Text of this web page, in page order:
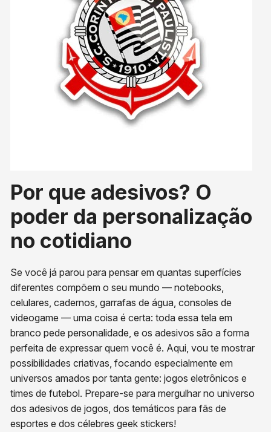
Por que adesivos? O
poder da personalização
no cotidiano
Se você já parou para pensar em quantas superfícies
diferentes compõem o seu mundo — notebooks,
celulares, cadernos, garrafas de água, consoles de
videogame — uma coisa é certa: toda essa tela em
branco pede personalidade, e os adesivos são a forma
perfeita de expressar quem você é. Aqui, vou te mostrar
possibilidades criativas, focando especialmente em
universos amados por tanta gente: jogos eletrônicos e
times de futebol. Prepare-se para mergulhar no universo
dos adesivos de jogos, dos temáticos para fãs de
esportes e dos célebres geek stickers!